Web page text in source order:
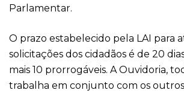
Parlamentar.
O prazo estabelecido pela LAI para
solicitações dos cidadãos é de 20
mais 10 prorrogáveis. A Ouvidoria,
trabalha em conjunto com os outros